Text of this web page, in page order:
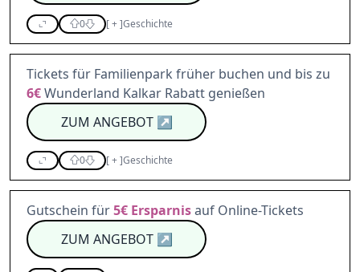
0 [+]Geschichte
Tickets für Familienpark früher buchen und bis zu
6€Wunderland Kalkar Rabatt genießen
ZUM ANGEBOT↗
0 [+]Geschichte
Gutschein für5€ Ersparnisauf Online-Tickets
ZUM ANGEBOT↗